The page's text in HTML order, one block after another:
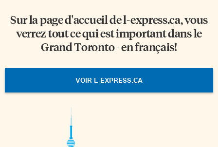
Sur la page d'accueil del-express.ca, vous
verrez tout ce qui est important dans le
Grand Toronto - en français!
VOIR L-EXPRESS.CA